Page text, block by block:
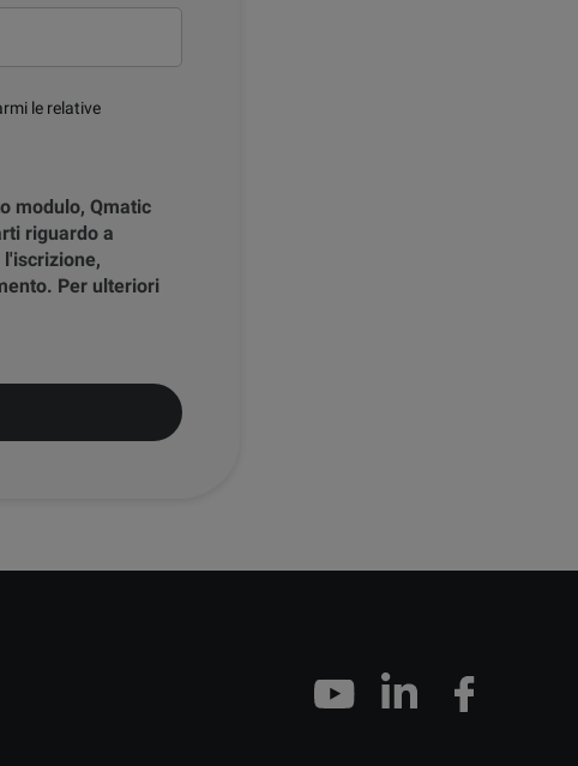
le relative
modulo, Qmatic
riguardo a
Per ulteriori